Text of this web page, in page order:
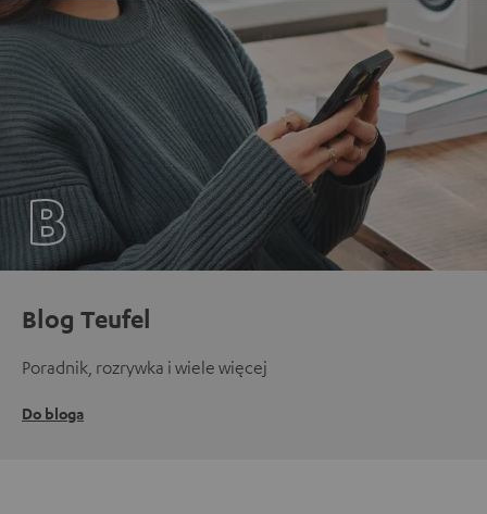
Blog Teufel
Poradnik, rozrywka i wiele więcej
Do bloga